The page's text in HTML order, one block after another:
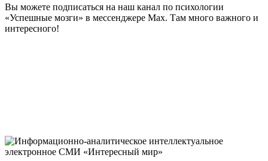
Вы можете подписаться на наш канал по психологии
«Успешные мозги» в мессенджере Max. Там много важного и
интересного!